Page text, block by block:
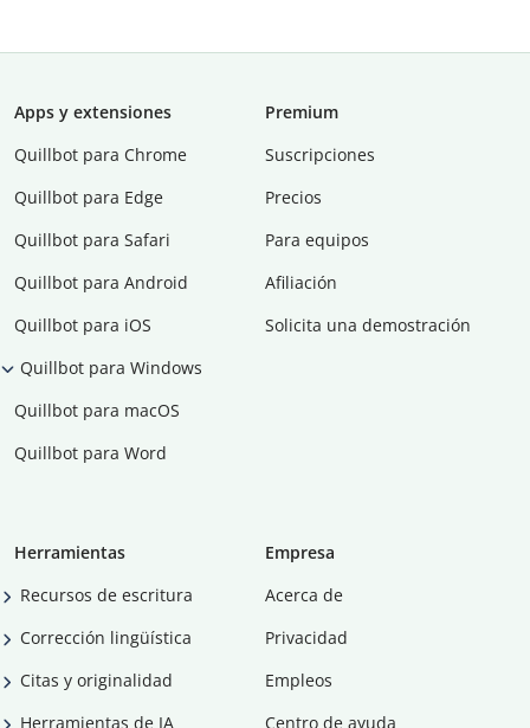
Apps y extensiones
Quillbot para Chrome
Quillbot para Edge
Quillbot para Safari
Quillbot para Android
Quillbot para iOS
Quillbot para Windows
Quillbot para macOS
Quillbot para Word
Premium
Suscripciones
Precios
Para equipos
Afiliación
Solicita una demostración
Herramientas
Recursos de escritura
Corrección lingüística
Citas y originalidad
Herramientas de IA
Empresa
Acerca de
Privacidad
Empleos
Centro de ayuda